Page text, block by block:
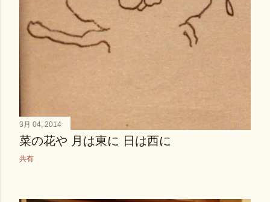
3月 04, 2014
菜の花や 月は東に 日は西に
共有